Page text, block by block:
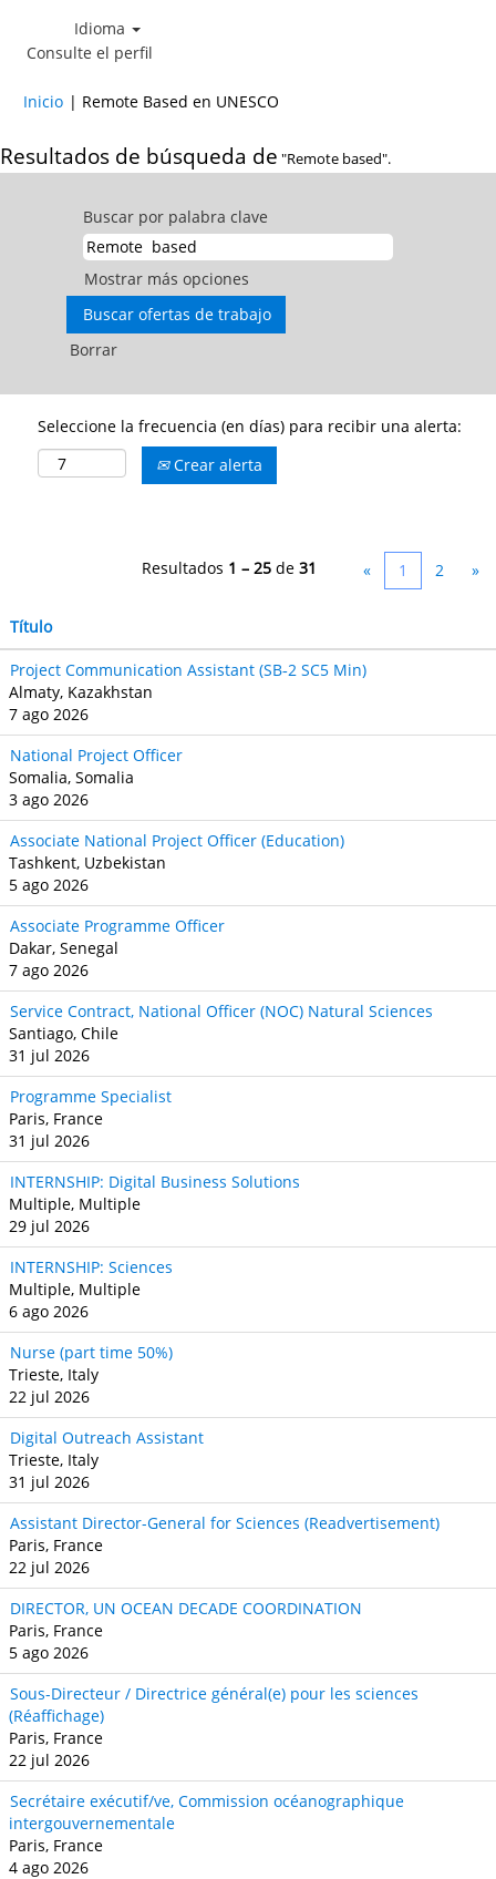
Idioma
Consulte el perfil
Inicio | Remote Based en UNESCO
Resultados de búsqueda de "Remote based".
Buscar por palabra clave
Mostrar más opciones
Borrar
Seleccione la frecuencia (en días) para recibir una alerta:
Crear alerta
Resultados 1 – 25 de 31 « 1 2 »
Título
Project Communication Assistant (SB‐2 SC5 Min)
Almaty, Kazakhstan
7 ago 2026
National Project Officer
Somalia, Somalia
3 ago 2026
Associate National Project Officer (Education)
Tashkent, Uzbekistan
5 ago 2026
Associate Programme Officer
Dakar, Senegal
7 ago 2026
Service Contract, National Officer (NOC) Natural Sciences
Santiago, Chile
31 jul 2026
Programme Specialist
Paris, France
31 jul 2026
INTERNSHIP: Digital Business Solutions
Multiple, Multiple
29 jul 2026
INTERNSHIP: Sciences
Multiple, Multiple
6 ago 2026
Nurse (part time 50%)
Trieste, Italy
22 jul 2026
Digital Outreach Assistant
Trieste, Italy
31 jul 2026
Assistant Director-General for Sciences (Readvertisement)
Paris, France
22 jul 2026
DIRECTOR, UN OCEAN DECADE COORDINATION
Paris, France
5 ago 2026
Sous-Directeur / Directrice général(e) pour les sciences
(Réaffichage)
Paris, France
22 jul 2026
Secrétaire exécutif/ve, Commission océanographique
intergouvernementale
Paris, France
4 ago 2026